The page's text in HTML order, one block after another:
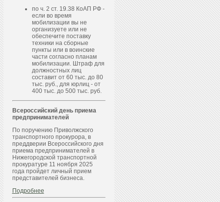
по ч. 2 ст. 19.38 КоАП РФ -
если во время
мобилизации вы не
организуете или не
обеспечите поставку
техники на сборные
пункты или в воинские
части согласно планам
мобилизации. Штраф для
должностных лиц
составит от 60 тыс. до 80
тыс. руб., для юрлиц - от
400 тыс. до 500 тыс. руб.
Всероссийский день приема
предпринимателей
По поручению Приволжского
транспортного прокурора, в
преддверии Всероссийского дня
приема предпринимателей в
Нижегородской транспортной
прокуратуре 11 ноября 2025
года пройдет личный прием
представителей бизнеса.
Подробнее